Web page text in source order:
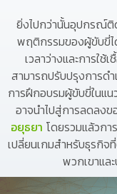
ยิ่งไปกว่านั้นอุปกรณ์ติ
พฤติกรรมของผู้ขับขี่ไ
เวลาว่างและการใ
สามารถปรับปรุงการด
การฝึกอบรมผู้ขับขี่ในแ
อาจนำไปสู่การลดลง
อยุธยา โดยรวมแล้วกา
เปลี่ยนเกมสำหรับธุรกิจ
พวกเขาแล